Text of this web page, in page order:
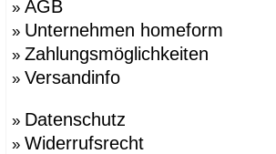
» AGB
» Unternehmen homeform
» Zahlungsmöglichkeiten
» Versandinfo
» Datenschutz
» Widerrufsrecht